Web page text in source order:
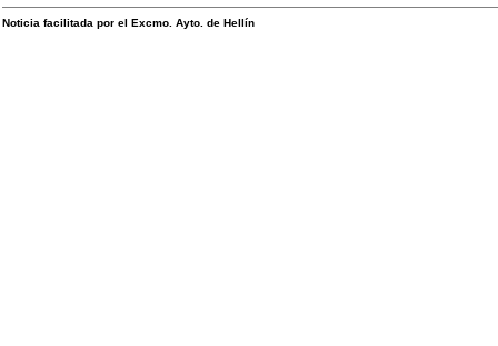
Noticia facilitada por el Excmo. Ayto. de Hellín